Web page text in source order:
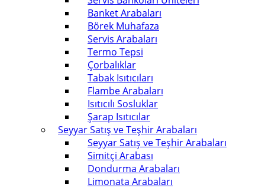
Banket Arabaları
Börek Muhafaza
Servis Arabaları
Termo Tepsi
Çorbalıklar
Tabak Isıtıcıları
Flambe Arabaları
Isıtıcılı Sosluklar
Şarap Isıtıcılar
Seyyar Satış ve Teşhir Arabaları
Seyyar Satış ve Teşhir Arabaları
Simitçi Arabası
Dondurma Arabaları
Limonata Arabaları